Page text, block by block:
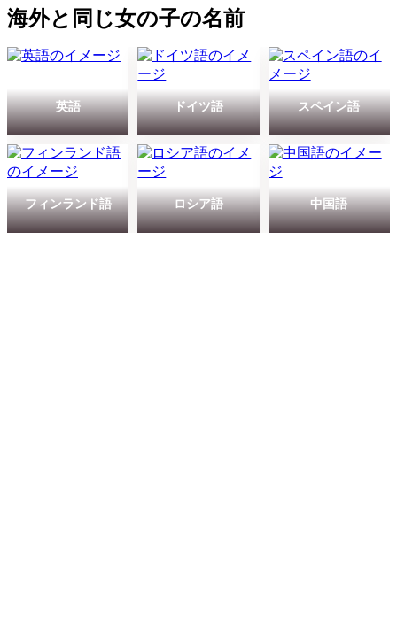
海外と同じ女の子の名前
英語 ドイツ語 スペイン語
フィンランド語 ロシア語 中国語